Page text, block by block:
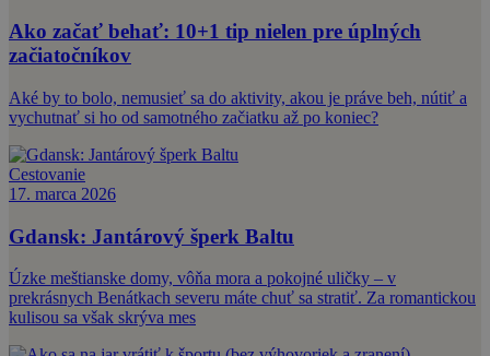
Ako začať behať: 10+1 tip nielen pre úplných
začiatočníkov
Aké by to bolo, nemusieť sa do aktivity, akou je práve beh, nútiť a
vychutnať si ho od samotného začiatku až po koniec?
Cestovanie
17. marca 2026
Gdansk: Jantárový šperk Baltu
Úzke meštianske domy, vôňa mora a pokojné uličky – v
prekrásnych Benátkach severu máte chuť sa stratiť. Za romantickou
kulisou sa však skrýva mes